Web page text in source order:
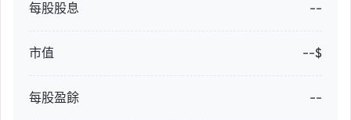
每股股息 --
市值 --$
每股盈餘 --